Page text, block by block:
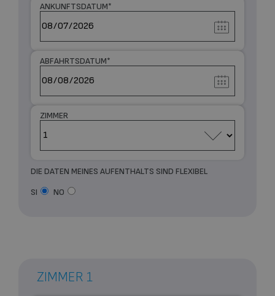
ANKUNFTSDATUM*
ABFAHRTSDATUM*
ZIMMER
DIE DATEN MEINES AUFENTHALTS SIND FLEXIBEL
SI
NO
ZIMMER 1